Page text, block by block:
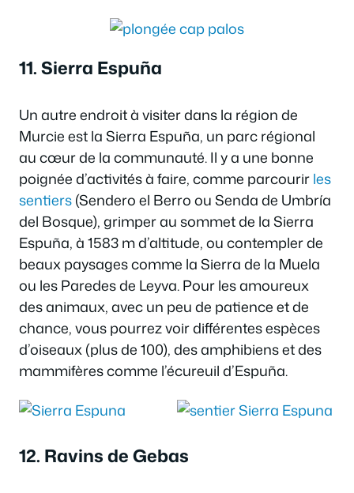
11. Sierra Espuña
Un autre endroit à visiter dans la région de
Murcie est la Sierra Espuña, un parc régional
au cœur de la communauté. Il y a une bonne
poignée d’activités à faire, comme parcourirles
sentiers(Sendero el Berro ou Senda de Umbría
del Bosque), grimper au sommet de la Sierra
Espuña, à 1583 m d’altitude, ou contempler de
beaux paysages comme la Sierra de la Muela
ou les Paredes de Leyva. Pour les amoureux
des animaux, avec un peu de patience et de
chance, vous pourrez voir différentes espèces
d’oiseaux (plus de 100), des amphibiens et des
mammifères comme l’écureuil d’Espuña.
12. Ravins de Gebas